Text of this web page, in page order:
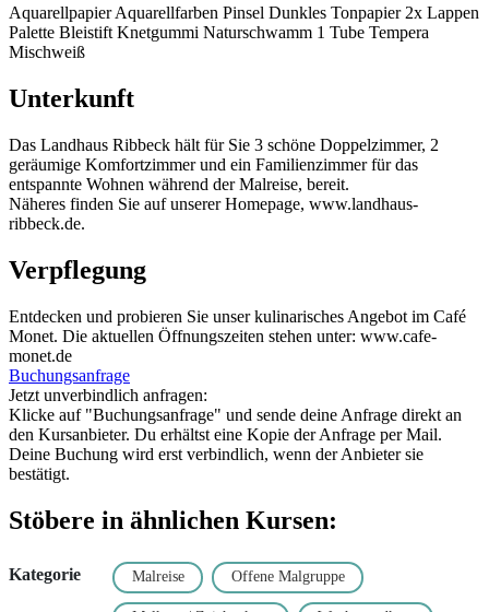
Aquarellpapier Aquarellfarben Pinsel Dunkles Tonpapier 2x Lappen
Palette Bleistift Knetgummi Naturschwamm 1 Tube Tempera
Mischweiß
Unterkunft
Das Landhaus Ribbeck hält für Sie 3 schöne Doppelzimmer, 2
geräumige Komfortzimmer und ein Familienzimmer für das
entspannte Wohnen während der Malreise, bereit.
Näheres finden Sie auf unserer Homepage, www.landhaus-
ribbeck.de.
Verpflegung
Entdecken und probieren Sie unser kulinarisches Angebot im Café
Monet. Die aktuellen Öffnungszeiten stehen unter: www.cafe-
monet.de
Buchungsanfrage
Jetzt unverbindlich anfragen:
Klicke auf "Buchungsanfrage" und sende deine Anfrage direkt an
den Kursanbieter. Du erhältst eine Kopie der Anfrage per Mail.
Deine Buchung wird erst verbindlich, wenn der Anbieter sie
bestätigt.
Stöbere in ähnlichen Kursen:
Kategorie Malreise Offene Malgruppe